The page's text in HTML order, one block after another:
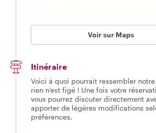
Voir sur Maps
Itinéraire
Voici à quoi pourrait ressembler
rien n'est figé ! Une fois votre
vous pourrez discuter directement
apporter de légères modifications
préférences.